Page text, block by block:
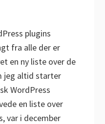
plugins
fra alle der er
en ny liste over de
jeg altid starter
WordPress
en liste over
var i december